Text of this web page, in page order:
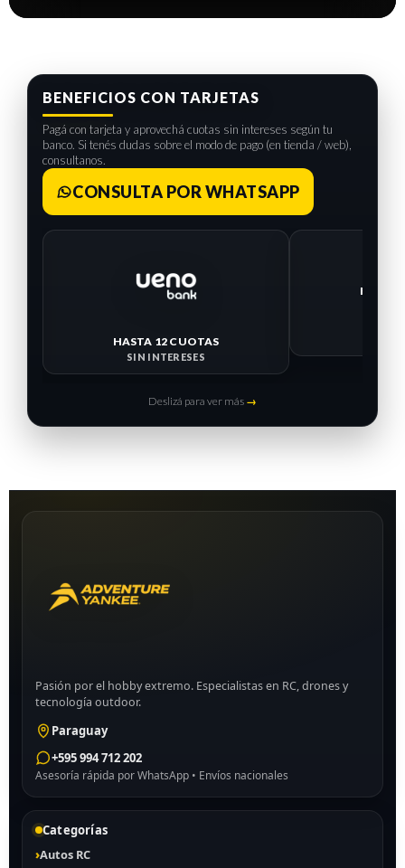
BENEFICIOS CON TARJETAS
Pagá con tarjeta y aprovechá cuotas sin intereses según tu
banco. Si tenés dudas sobre el modo de pago (en tienda / web),
consultanos.
CONSULTA POR WHATSAPP
HASTA 12 CUOTAS
SIN INTERESES
Deslizá para ver más →
Pasión por el hobby extremo. Especialistas en RC, drones y
tecnología outdoor.
Paraguay
+595 994 712 202
Asesoría rápida por WhatsApp • Envíos nacionales
Categorías
Autos RC